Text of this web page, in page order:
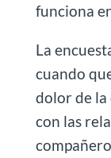
funciona
La
cuando
dolor de la
con las